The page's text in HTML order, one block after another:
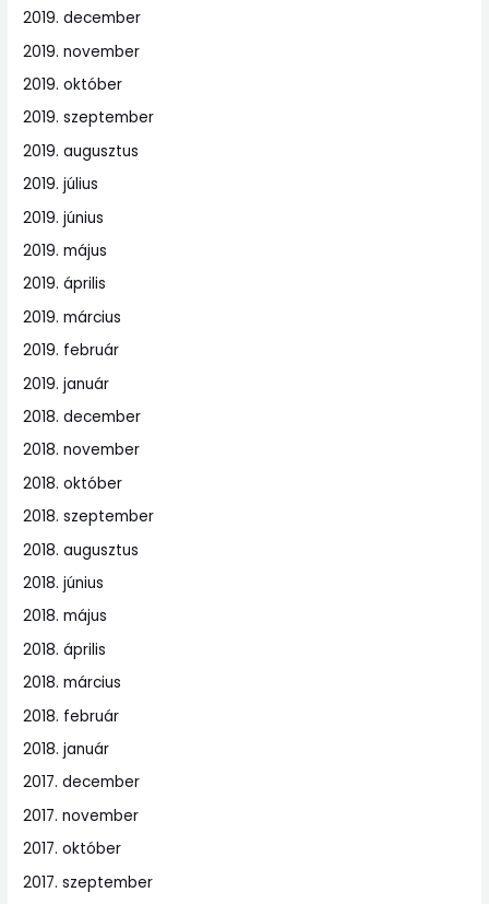
2019. december
2019. november
2019. október
2019. szeptember
2019. augusztus
2019. július
2019. június
2019. május
2019. április
2019. március
2019. február
2019. január
2018. december
2018. november
2018. október
2018. szeptember
2018. augusztus
2018. június
2018. május
2018. április
2018. március
2018. február
2018. január
2017. december
2017. november
2017. október
2017. szeptember